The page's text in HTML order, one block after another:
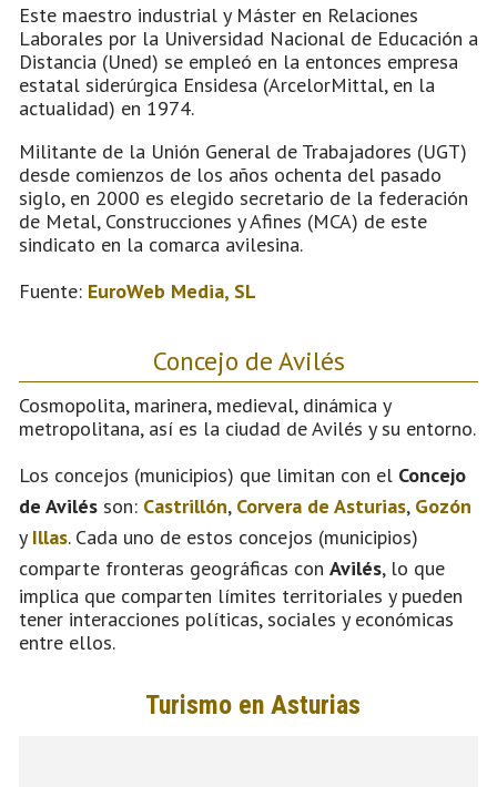
Este maestro industrial y Máster en Relaciones
Laborales por la Universidad Nacional de Educación a
Distancia (Uned) se empleó en la entonces empresa
estatal siderúrgica Ensidesa (ArcelorMittal, en la
actualidad) en 1974.
Militante de la Unión General de Trabajadores (UGT)
desde comienzos de los años ochenta del pasado
siglo, en 2000 es elegido secretario de la federación
de Metal, Construcciones y Afines (MCA) de este
sindicato en la comarca avilesina.
Fuente: EuroWeb Media, SL
Concejo de Avilés
Cosmopolita, marinera, medieval, dinámica y
metropolitana, así es la ciudad de Avilés y su entorno.
Los concejos (municipios) que limitan con el Concejo
de Avilés son: Castrillón, Corvera de Asturias, Gozón
y Illas. Cada uno de estos concejos (municipios)
comparte fronteras geográficas con Avilés, lo que
implica que comparten límites territoriales y pueden
tener interacciones políticas, sociales y económicas
entre ellos.